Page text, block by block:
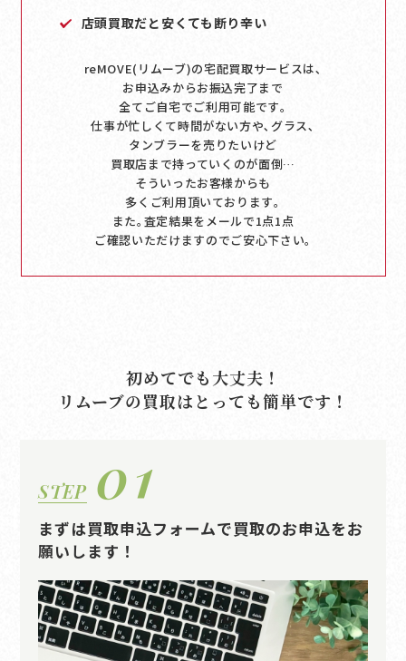
店頭買取だと安くても断り辛い
reMOVE(リムーブ)の宅配買取サービスは､
お申込みからお振込完了まで
全てご自宅でご利用可能です｡
仕事が忙しくて時間がない方や､グラス､
タンブラーを売りたいけど
買取店まで持っていくのが面倒…
そういったお客様からも
多くご利用頂いております｡
また｡査定結果をメールで1点1点
ご確認いただけますのでご安心下さい｡
初めてでも大丈夫！
リムーブの買取はとっても簡単です！
STEP 01
まずは買取申込フォームで買取のお申込をお
願いします！